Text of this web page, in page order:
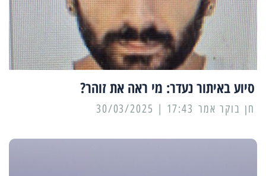
סיוע באיתור נעדר: מי ראה את זוהר?
17:43 | 30/03/2025